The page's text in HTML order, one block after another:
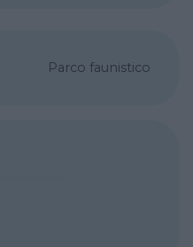
Parco faunistico